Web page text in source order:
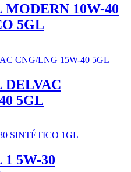
10W-40
5GL
5GL
5W-30